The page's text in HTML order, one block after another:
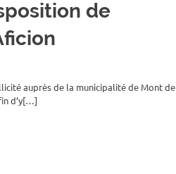
de
auprès de la municipalité de Mont de
d’y[…]